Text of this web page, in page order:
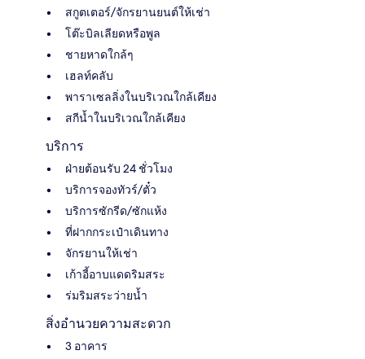
สกูตเตอร์/จักรยานยนต์ให้เช่า
โต๊ะบิลเลียดหรือพูล
ชายหาดใกล้ๆ
เฮลท์คลับ
พาราเซลลิ่งในบริเวณใกล้เคียง
สกีน้ำในบริเวณใกล้เคียง
บริการ
ฝ่ายต้อนรับ 24 ชั่วโมง
บริการจองทัวร์/ตั๋ว
บริการซักรีด/ซักแห้ง
ที่ฝากกระเป๋าเดินทาง
จักรยานให้เช่า
เก้าอี้อาบแดดริมสระ
ร่มริมสระว่ายน้ำ
สิ่งอำนวยความสะดวก
3 อาคาร